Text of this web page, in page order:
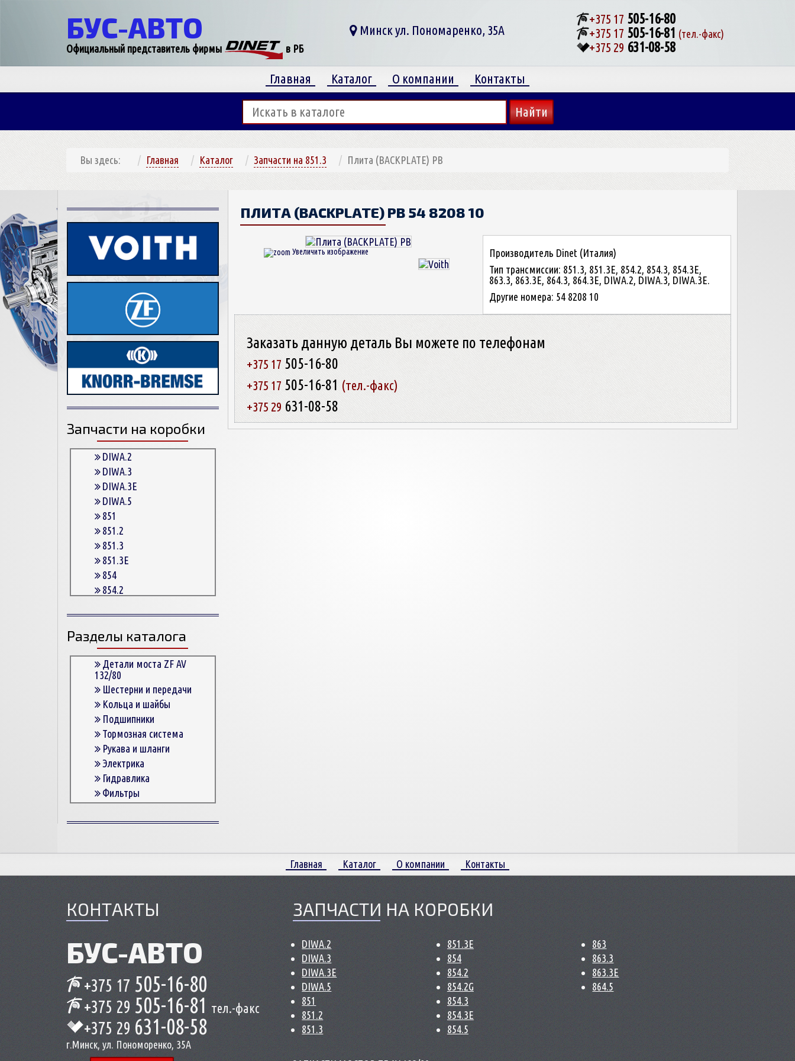
БУС-АВТО
Официальный представитель фирмы в РБ
Минск ул. Пономаренко, 35А
+375 17505-16-80
+375 17 505-16-81 (тел.-факс)
+375 29 631-08-58
Главная Каталог О компании Контакты
Вы здесь: Главная Каталог Запчасти на 851.3 Плита (BACKPLATE) PB
Запчасти на коробки
DIWA.2
DIWA.3
DIWA.3E
DIWA.5
851
851.2
851.3
851.3E
854
854.2
854.3
854.3E
854.5
863
863.3
863.3E
864.5
Разделы каталога
Детали моста ZF AV
132/80
Шестерни и передачи
Кольца и шайбы
Подшипники
Тормозная система
Рукава и шланги
Электрика
Гидравлика
Фильтры
Корпусные детали
Пружины и болты
Втулки
ПЛИТА (BACKPLATE) PB 54 8208 10
Увеличить изображение
Производитель Dinet (Италия)
Тип трансмиссии: 851.3, 851.3E, 854.2, 854.3, 854.3E,
863.3, 863.3E, 864.3, 864.3E, DIWA.2, DIWA.3, DIWA.3E.
Другие номера: 54 8208 10
Заказать данную деталь Вы можете по телефонам
+375 17 505-16-80
+375 17 505-16-81 (тел.-факс)
+375 29 631-08-58
Главная Каталог О компании Контакты
КОНТАКТЫ
БУС-АВТО
+375 17 505-16-80
+375 29 505-16-81 тел.-факс
+375 29 631-08-58
г.Минск, ул. Пономоренко, 35А
ЗАПЧАСТИ НА КОРОБКИ
DIWA.2
DIWA.3
DIWA.3E
DIWA.5
851
851.2
851.3
851.3E
854
854.2
854.2G
854.3
854.3E
854.5
863
863.3
863.3E
864.5